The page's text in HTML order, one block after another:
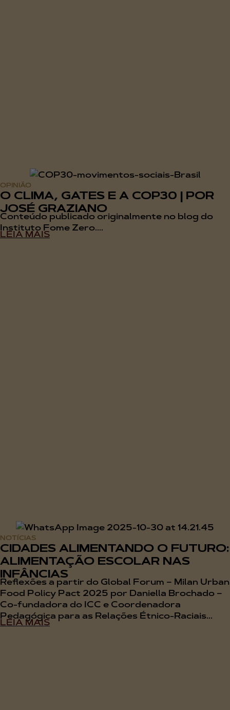
OPINIÃO
O CLIMA, GATES E A COP30 | POR
JOSÉ GRAZIANO
Conteúdo publicado originalmente no blog do
Instituto Fome Zero....
LEIA MAIS
NOTÍCIAS
CIDADES ALIMENTANDO O FUTURO:
ALIMENTAÇÃO ESCOLAR NAS
INFÂNCIAS
Reflexões a partir do Global Forum – Milan Urban
Food Policy Pact 2025 por Daniella Brochado –
Co-fundadora do ICC e Coordenadora
Pedagógica para as Relações Étnico-Raciais...
LEIA MAIS